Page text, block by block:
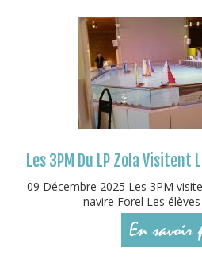
Les 3PM Du LP Zola Visitent
09 Décembre 2025 Les 3PM
navire Forel Les
En savoir